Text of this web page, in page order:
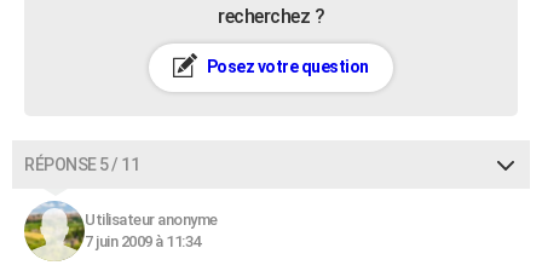
recherchez ?
Posez votre question
RÉPONSE 5 / 11
Utilisateur anonyme
7 juin 2009 à 11:34